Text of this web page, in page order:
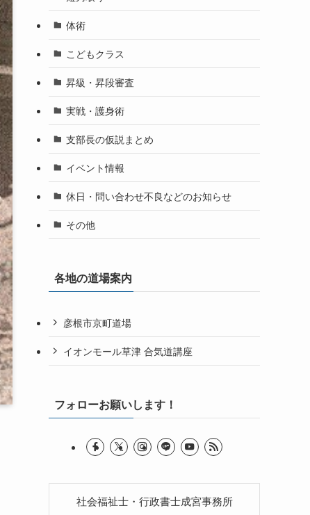
体術
こどもクラス
昇級・昇段審査
実戦・護身術
支部長の仮説まとめ
イベント情報
休日・問い合わせ不良などのお知らせ
その他
各地の道場案内
彦根市京町道場
イオンモール草津 合気道講座
フォローお願いします！
社会福祉士・行政書士成宮事務所